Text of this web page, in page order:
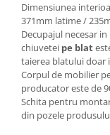
Dimensiunea
371mm latime /
Decupajul necesar
chiuvetei pe blat
taierea blatului doar
Corpul de mobilier
producator este de
Schita pentru
din pozele